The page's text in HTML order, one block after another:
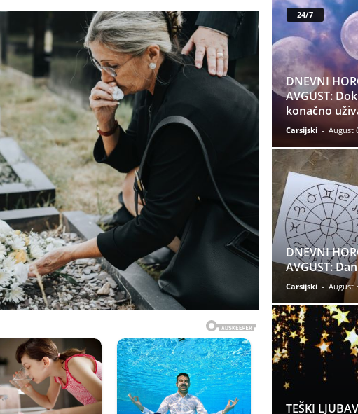
24/7
DNEVNI
AVGUST:
konačno
Carsijski - August
DNEVNI
AVGUST:
Carsijski - August
TEŠKI